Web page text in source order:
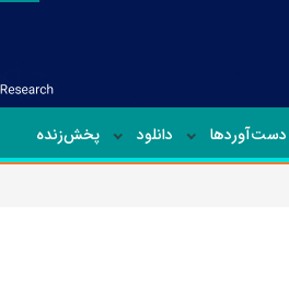
دست‌آوردها دانلود پخش‌زنده